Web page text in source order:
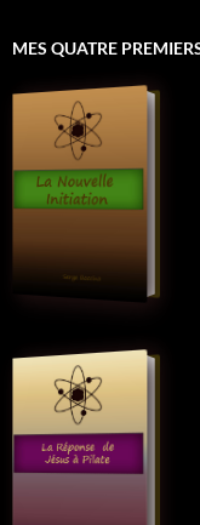
MES QUATRE